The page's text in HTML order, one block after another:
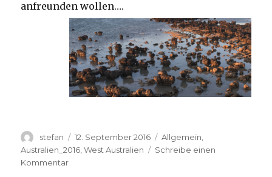
anfreunden wollen….
Autor
stefan
Veröffentlicht
am
12. September 2016 Kategorien
Allgemein
Australien_2016 ,West Australien
Schreibe einen
Kommentarzu